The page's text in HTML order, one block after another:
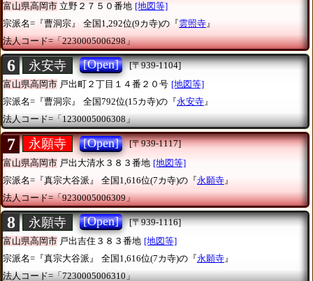
富山県高岡市 立野２７５０番地 [地図等]
宗派名=『曹洞宗』
全国1,292位(9カ寺)の『雲照寺』
法人コード=「2230005006298」
6 永安寺 [Open]
[〒939-1104]
富山県高岡市 戸出町２丁目１４番２０号 [地図等]
宗派名=『曹洞宗』
全国792位(15カ寺)の『永安寺』
法人コード=「1230005006308」
7 永願寺 [Open]
[〒939-1117]
富山県高岡市 戸出大清水３８３番地 [地図等]
宗派名=『真宗大谷派』
全国1,616位(7カ寺)の『永願寺 』
法人コード=「9230005006309」
8 永願寺 [Open]
[〒939-1116]
富山県高岡市 戸出吉住３８３番地 [地図等]
宗派名=『真宗大谷派』
全国1,616位(7カ寺)の『永願寺』
法人コード=「7230005006310」